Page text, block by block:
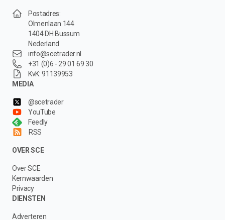
Postadres:
Olmenlaan 144
1404 DH Bussum
Nederland
info@scetrader.nl
+31 (0)6 - 29 01 69 30
KvK: 91139953
MEDIA
@scetrader
YouTube
Feedly
RSS
OVER SCE
Over SCE
Kernwaarden
Privacy
DIENSTEN
Adverteren